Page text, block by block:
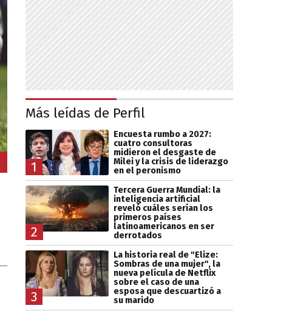
Más leídas de Perfil
1
Encuesta rumbo a 2027:
cuatro consultoras
midieron el desgaste de
Milei y la crisis de liderazgo
en el peronismo
2
Tercera Guerra Mundial: la
inteligencia artificial
reveló cuáles serían los
primeros países
latinoamericanos en ser
derrotados
3
La historia real de "Elize:
Sombras de una mujer", la
nueva película de Netflix
sobre el caso de una
esposa que descuartizó a
su marido